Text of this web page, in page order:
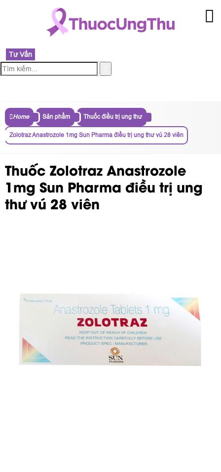
Tư Vấn
Home Sản phẩm Thuốc điều trị ung thư
Zolotraz Anastrozole 1mg Sun Pharma điều trị ung thư vú 28 viên
Thuốc Zolotraz Anastrozole
1mg Sun Pharma điều trị ung
thư vú 28 viên